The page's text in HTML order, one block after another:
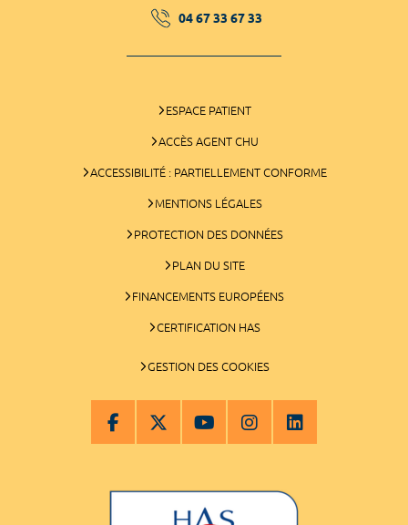
04 67 33 67 33
ESPACE PATIENT
ACCÈS AGENT CHU
ACCESSIBILITÉ : PARTIELLEMENT CONFORME
MENTIONS LÉGALES
PROTECTION DES DONNÉES
PLAN DU SITE
FINANCEMENTS EUROPÉENS
CERTIFICATION HAS
GESTION DES COOKIES